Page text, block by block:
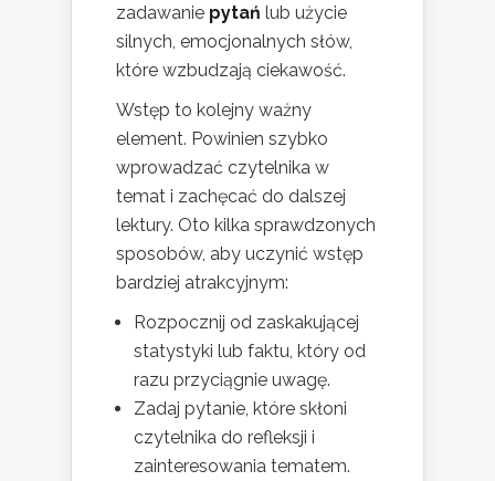
zadawanie pytań lub użycie
silnych, emocjonalnych słów,
które wzbudzają ciekawość.
Wstęp to kolejny ważny
element. Powinien szybko
wprowadzać czytelnika w
temat i zachęcać do dalszej
lektury. Oto kilka sprawdzonych
sposobów, aby uczynić wstęp
bardziej atrakcyjnym:
Rozpocznij od zaskakującej
statystyki lub faktu, który od
razu przyciągnie uwagę.
Zadaj pytanie, które skłoni
czytelnika do refleksji i
zainteresowania tematem.